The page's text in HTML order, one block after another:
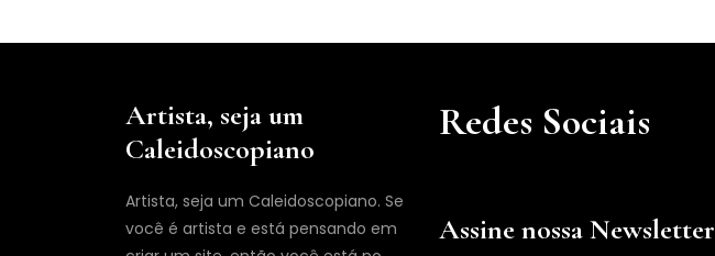
Artista, seja um
Caleidoscopiano
Artista, seja um Caleidoscopiano. Se
você é artista e está pensando em
Redes Sociais
Assine nossa Newsletter